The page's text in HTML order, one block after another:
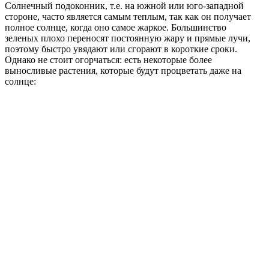
Солнечный подоконник, т.е. на южной или юго-западной
стороне, часто является самым теплым, так как он получает
полное солнце, когда оно самое жаркое. Большинство
зеленых плохо переносят ​​постоянную жару и прямые лучи,
поэтому быстро увядают или сгорают в короткие сроки.
Однако не стоит огорчаться: есть некоторые более
выносливые растения, которые будут процветать даже на
солнце: